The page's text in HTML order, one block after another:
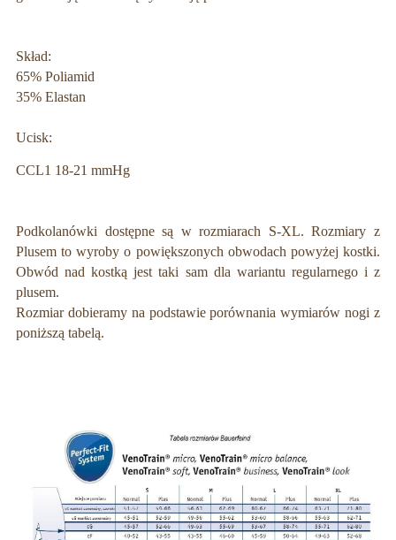
Skład:
65% Poliamid
35% Elastan
Ucisk:
CCL1 18-21 mmHg
Podkolanówki dostępne są w rozmiarach S-XL. Rozmiary z
Plusem to wyroby o powiększonych obwodach powyżej kostki.
Obwód nad kostką jest taki sam dla wariantu regularnego i z
plusem.
Rozmiar dobieramy na podstawie porównania wymiarów nogi z
poniższą tabelą.